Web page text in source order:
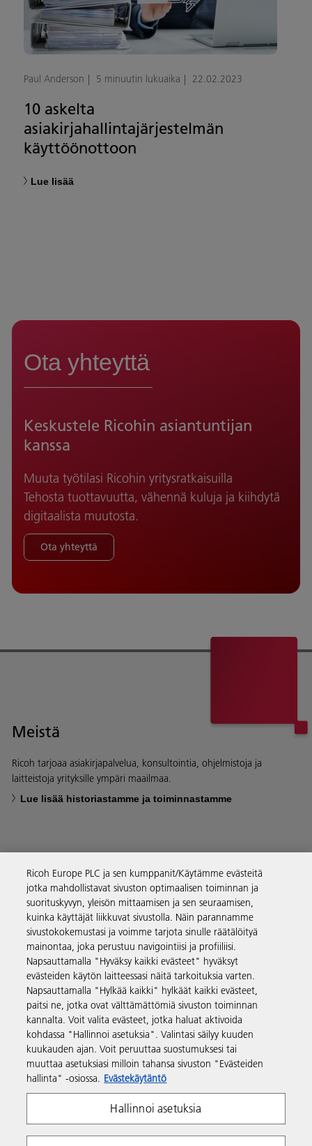
Paul Anderson 5 minuutin lukuaika 22.02.2023
10 askelta
asiakirjahallintajärjestelmän
käyttöönottoon
Lue lisää
Ota yhteyttä
Keskustele Ricohin asiantuntijan
kanssa
Muuta työtilasi Ricohin yritysratkaisuilla
Tehosta tuottavuutta, vähennä kuluja ja kiihdytä
digitaalista muutosta.
Ota yhteyttä
Meistä
Ricoh tarjoaa asiakirjapalvelua, konsultointia, ohjelmistoja ja
laitteistoja yrityksille ympäri maailmaa.
Lue lisää historiastamme ja toiminnastamme
Yritysratkaisut
Tuotteet ja palvelut
Tuki ja yhteystiedot
Resurssit
Seuraa meitä
Ricoh Europe PLC ja sen kumppanit/Käytämme evästeitä
jotka mahdollistavat sivuston optimaalisen toiminnan ja
suorituskyvyn, yleisön mittaamisen ja sen seuraamisen,
kuinka käyttäjät liikkuvat sivustolla. Näin parannamme
sivustokokemustasi ja voimme tarjota sinulle räätälöityä
mainontaa, joka perustuu navigointiisi ja profiiliisi.
Napsauttamalla "Hyväksy kaikki evästeet" hyväksyt
evästeiden käytön laitteessasi näitä tarkoituksia varten.
Napsauttamalla "Hylkää kaikki" hylkäät kaikki evästeet,
paitsi ne, jotka ovat välttämättömiä sivuston toiminnan
kannalta. Voit valita evästeet, jotka haluat aktivoida
kohdassa "Hallinnoi asetuksia". Valintasi säilyy kuuden
kuukauden ajan. Voit peruuttaa suostumuksesi tai
muuttaa asetuksiasi milloin tahansa sivuston "Evästeiden
hallinta" -osiossa. Evästekäytäntö
Hallinnoi asetuksia